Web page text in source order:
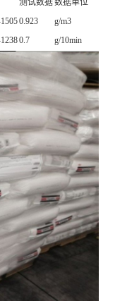
测试数据数据单位
0.923
g/m3
0.7 g/10min